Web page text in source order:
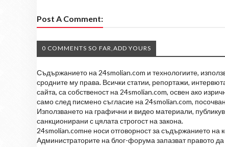
Post A Comment:
0 COMMENTS SO FAR,ADD YOURS
Съдържанието на 24smolian.com и технологиите,
сродните му права. Всички статии, репортажи,
сайта, са собственост на 24smolian.com, освен ако
само след писмено съгласие на 24smolian.com,
Използването на графични и видео материали,
санкционирани с цялата строгост на закона.
24smolian.comне носи отговорност за съдържанието на
Администраторите на блог-форума запазват правото